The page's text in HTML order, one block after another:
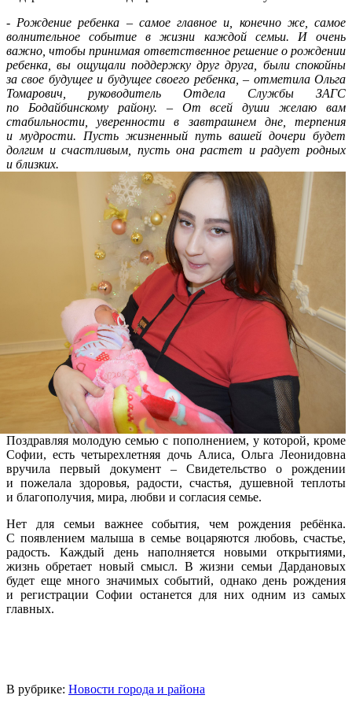
- Рождение ребенка – самое главное и, конечно же, самое
волнительное событие в жизни каждой семьи. И очень
важно, чтобы принимая ответственное решение о рождении
ребенка, вы ощущали поддержку друг друга, были спокойны
за свое будущее и будущее своего ребенка, – отметила Ольга
Томарович, руководитель Отдела Службы ЗАГС
по Бодайбинскому району. – От всей души желаю вам
стабильности, уверенности в завтрашнем дне, терпения
и мудрости. Пусть жизненный путь вашей дочери будет
долгим и счастливым, пусть она растет и радует родных
и близких.
Поздравляя молодую семью с пополнением, у которой, кроме
Софии, есть четырехлетняя дочь Алиса, Ольга Леонидовна
вручила первый документ – Свидетельство о рождении
и пожелала здоровья, радости, счастья, душевной теплоты
и благополучия, мира, любви и согласия семье.
Нет для семьи важнее события, чем рождения ребёнка.
С появлением малыша в семье воцаряются любовь, счастье,
радость. Каждый день наполняется новыми открытиями,
жизнь обретает новый смысл. В жизни семьи Дардановых
будет еще много значимых событий, однако день рождения
и регистрации Софии останется для них одним из самых
главных.
В рубрике: Новости города и района